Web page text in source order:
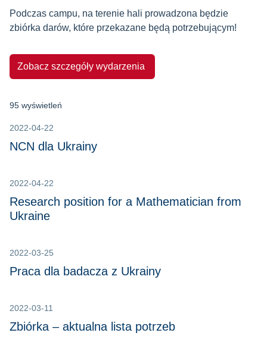
Podczas campu, na terenie hali prowadzona będzie
zbiórka darów, które przekazane będą potrzebującym!
Zobacz szczegóły wydarzenia
95 wyświetleń
2022-04-22
NCN dla Ukrainy
2022-04-22
Research position for a Mathematician from
Ukraine
2022-03-25
Praca dla badacza z Ukrainy
2022-03-11
Zbiórka – aktualna lista potrzeb